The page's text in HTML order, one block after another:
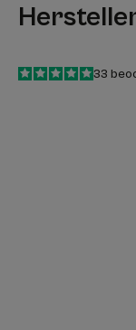
5
/5
33